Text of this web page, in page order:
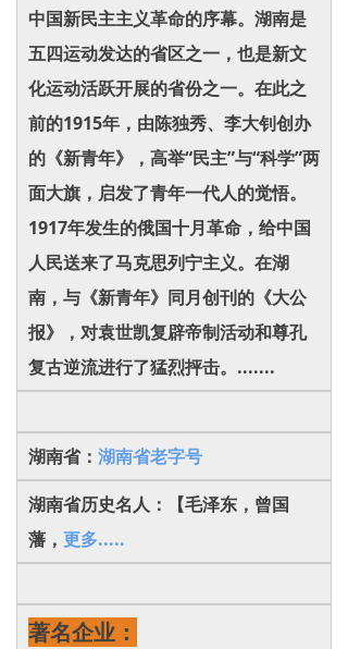
中国新民主主义革命的序幕。湖南是
五四运动发达的省区之一，也是新文
化运动活跃开展的省份之一。在此之
前的1915年，由陈独秀、李大钊创办
的《新青年》，高举“民主”与“科学”两
面大旗，启发了青年一代人的觉悟。
1917年发生的俄国十月革命，给中国
人民送来了马克思列宁主义。在湖
南，与《新青年》同月创刊的《大公
报》，对袁世凯复辟帝制活动和尊孔
复古逆流进行了猛烈抨击。.......
湖南省： 湖南省老字号
湖南省历史名人：【毛泽东，曾国
藩， 更多.....
著名企业：